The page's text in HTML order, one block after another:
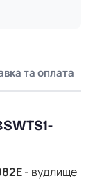
та оплата
- вудлище